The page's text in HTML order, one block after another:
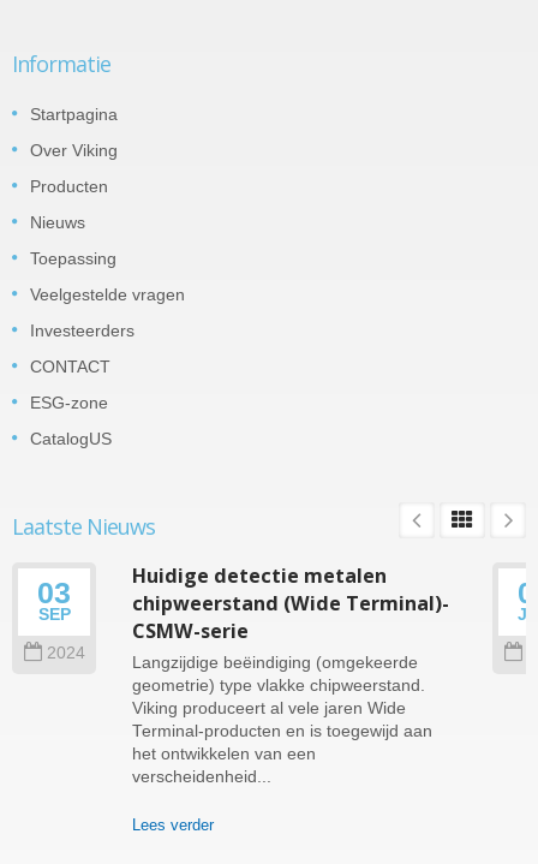
Informatie
Startpagina
Over Viking
Producten
Nieuws
Toepassing
Veelgestelde vragen
Investeerders
CONTACT
ESG-zone
CatalogUS
Laatste Nieuws
03
SEP
2024
Huidige detectie metalen
chipweerstand (Wide Terminal)-
CSMW-serie
Langzijdige beëindiging (omgekeerde
geometrie) type vlakke chipweerstand.
Viking produceert al vele jaren Wide
Terminal-producten en is toegewijd aan
het ontwikkelen van een
verscheidenheid...
Lees verder